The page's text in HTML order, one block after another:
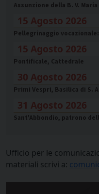
Assunzione della B. V. Maria
15 Agosto 2026
Pellegrinaggio
15 Agosto 2026
Pontificale, Cattedrale
30 Agosto 2026
Primi Vespri, Basilica di S.
31 Agosto 2026
Sant'Abbondio, patrono
Ufficio per le
materiali scrivi a: